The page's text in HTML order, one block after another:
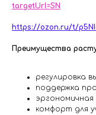
targetUrl=SN
https://ozon.ru/t/
Преимущества
регулировка
поддержка
эргономичная
комфорт для